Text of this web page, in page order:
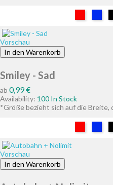
Vorschau
In den Warenkorb
Smiley - Sad
ab Preis
0,99 €
Availability: 100 In Stock
*Größe bezieht sich auf die Breite,
Vorschau
In den Warenkorb